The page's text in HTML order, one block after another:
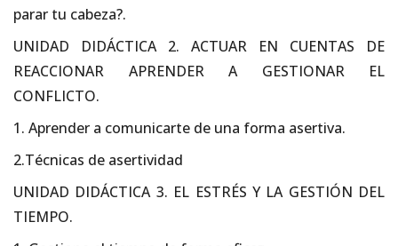
parar tu cabeza?.
UNIDAD DIDÁCTICA 2. ACTUAR EN CUENTAS DE
REACCIONAR APRENDER A GESTIONAR EL
CONFLICTO.
1. Aprender a comunicarte de una forma asertiva.
2.Técnicas de asertividad
UNIDAD DIDÁCTICA 3. EL ESTRÉS Y LA GESTIÓN DEL
TIEMPO.